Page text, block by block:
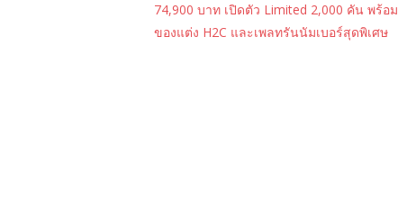
74,900 บาท เปิดตัว Limited 2,000 คัน พร้อม
ของแต่ง H2C และเพลทรันนัมเบอร์สุดพิเศษ